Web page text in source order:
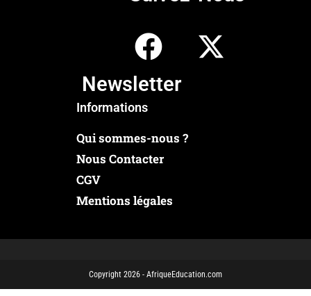
Newsletter
Informations
Qui sommes-nous ?
Nous Contacter
CGV
Mentions légales
Copyright 2026 - AfriqueEducation.com